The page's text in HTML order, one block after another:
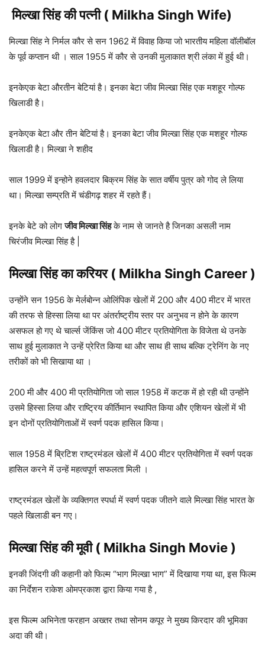
मिल्खा सिंह की पत्नी ( Milkha Singh Wife)
मिल्खा सिंह ने निर्मल कौर से सन 1962 में विवाह किया जो भारतीय महिला वॉलीबॉल
के पूर्व कप्तान थी । साल 1955 में कौर से उनकी मुलाकात श्री लंका में हुई थी।
इनकेएक बेटा औरतीन बेटियां है। इनका बेटा जीव मिल्खा सिंह एक मशहूर गोल्फ
खिलाडी है।
इनकेएक बेटा और तीन बेटियां है। इनका बेटा जीव मिल्खा सिंह एक मशहूर गोल्फ
खिलाडी है। मिल्खा ने शहीद
साल 1999 में इन्होने हवलदार बिक्रम सिंह के सात वर्षीय पुत्र को गोद ले लिया
था। मिल्खा सम्प्रति में चंडीगढ़ शहर में रहते हैं।
इनके बेटे को लोगजीव मिल्खा सिंहके नाम से जानते है जिनका असली नाम
चिरंजीव मिल्खा सिंह है |
मिल्खा सिंह का करियर ( Milkha Singh Career )
उन्होंने सन 1956 के मेर्लबोन्न ओलिंपिक खेलों में 200 और 400 मीटर में भारत
की तरफ से हिस्सा लिया था पर अंतर्राष्ट्रीय स्तर पर अनुभव न होने के कारण
असफल हो गए थे चार्ल्स जेंकिंस जो 400 मीटर प्रतियोगिता के विजेता थे उनके
साथ हुई मुलाकात ने उन्हें प्रेरित किया था और साथ ही साथ बल्कि ट्रेनिंग के नए
तरीकों को भी सिखाया था ।
200 मी और 400 मी प्रतियोगिता जो साल 1958 में कटक में हो रही थी उन्होंने
उसमे हिस्सा लिया और राष्ट्रिय कीर्तिमान स्थापित किया और एशियन खेलों में भी
इन दोनों प्रतियोगिताओं में स्वर्ण पदक हासिल किया।
साल 1958 में ब्रिटिश राष्ट्रमंडल खेलों में 400 मीटर प्रतियोगिता में स्वर्ण पदक
हासिल करने में उन्हें महत्वपूर्ण सफलता मिली ।
राष्ट्रमंडल खेलों के व्यक्तिगत स्पर्धा में स्वर्ण पदक जीतने वाले मिल्खा सिंह भारत के
पहले खिलाडी बन गए।
मिल्खा सिंह की मूवी ( Milkha Singh Movie )
इनकी जिंदगी की कहानी को फिल्म “भाग मिल्खा भाग” में दिखाया गया था, इस फिल्म
का निर्देशन राकेश ओमप्रकाश द्वारा किया गया है ,
इस फिल्म अभिनेता फरहान अख्तर तथा सोनम कपूर ने मुख्य किरदार की भूमिका
अदा की थी।